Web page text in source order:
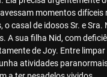
momentos difíceis
o casal de idosos Sr. e
A sua filha Nid, com
de Joy. Entre limpar
atividades